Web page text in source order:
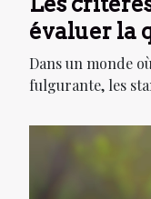
évaluer la
adultes en
Dans un monde
fulgurante, les